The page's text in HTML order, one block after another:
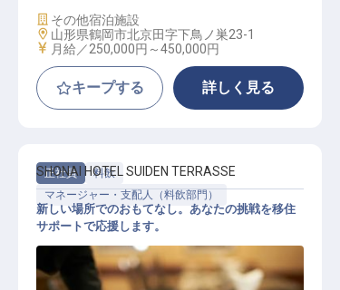
施設業態
その他宿泊施設
勤務地
山形県鶴岡市北京田字下鳥ノ巣23-1
給与
月給／250,000円～450,000円
キープする 詳しく見る
正社員
料飲
マネージャー・支配人（料飲部門）
SHONAI HOTEL SUIDEN TERRASSE
新しい場所でのおもてなし。あなたの挑戦を移住
サポートで応援します。